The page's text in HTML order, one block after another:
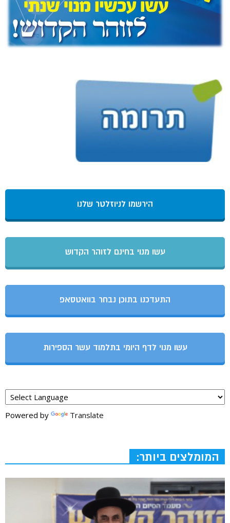
הירשמו לניוזלטר שלנו
עשו מנוי בחינם לזוהר הקדוש
התעדכנו בתוכן נבחר בוואטסאפ
עשו מנוי לדף היומי בתלמוד עשר הספירות
Powered by Translate
המומלצים ביותר: